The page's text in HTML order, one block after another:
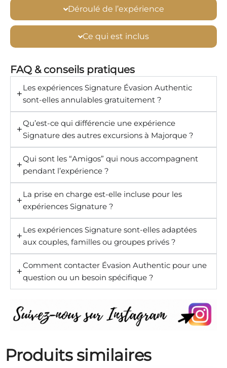
Déroulé de l’expérience
Ce qui est inclus
FAQ & conseils pratiques
Les expériences Signature Évasion Authentic
sont-elles annulables gratuitement ?
Qu’est-ce qui différencie une expérience
Signature des autres excursions à Majorque ?
Qui sont les “Amigos” qui nous accompagnent
pendant l’expérience ?
La prise en charge est-elle incluse pour les
expériences Signature ?
Les expériences Signature sont-elles adaptées
aux couples, familles ou groupes privés ?
Comment contacter Évasion Authentic pour une
question ou un besoin spécifique ?
Produits similaires